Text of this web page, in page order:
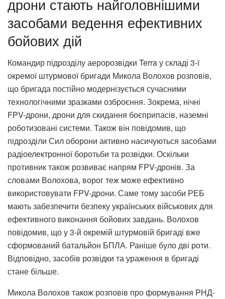
дрони стають найголовнішими
засобами ведення ефективних
бойових дій
Командир підрозділу аеророзвідки Terra у складі 3-ї
окремої штурмової бригади Микола Волохов розповів,
що бригада постійно модернізується сучасними
технологічними зразками озброєння. Зокрема, нічні
FPV-дрони, дрони для скидання боєприпасів, наземні
роботизовані системи. Також він повідомив, що
підрозділи Сил оборони активно насичуються засобами
радіоелектронної боротьби та розвідки. Оскільки
противник також розвиває напрям FPV-дронів. За
словами Волохова, ворог теж може ефективно
використовувати FPV-дрони. Саме тому засоби РЕБ
мають забезпечити безпеку українських військових для
ефективного виконання бойових завдань. Волохов
повідомив, що у 3-й окремій штурмовій бригаді вже
сформований батальйон БПЛА. Раніше було дві роти.
Відповідно, засобів розвідки та ураження в бригаді
стане більше.
Микола Волохов також розповів про формування РНД-